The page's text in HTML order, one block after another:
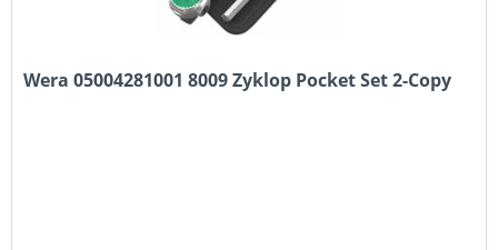
Wera 05004281001 8009 Zyklop Pocket Set 2-Copy